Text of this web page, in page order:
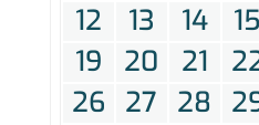
12
13 14 15
19
20 21
26
27 28